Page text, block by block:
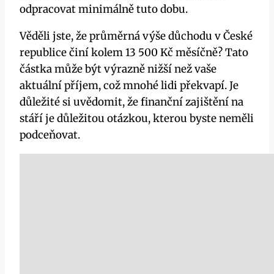
odpracovat minimálně tuto dobu.
Věděli jste, že průměrná výše důchodu v České
republice činí kolem 13 500 Kč měsíčně? Tato
částka může být výrazně nižší než vaše
aktuální příjem, což mnohé lidi překvapí. Je
důležité si uvědomit, že finanční zajištění na
stáří je důležitou otázkou, kterou byste neměli
podceňovat.